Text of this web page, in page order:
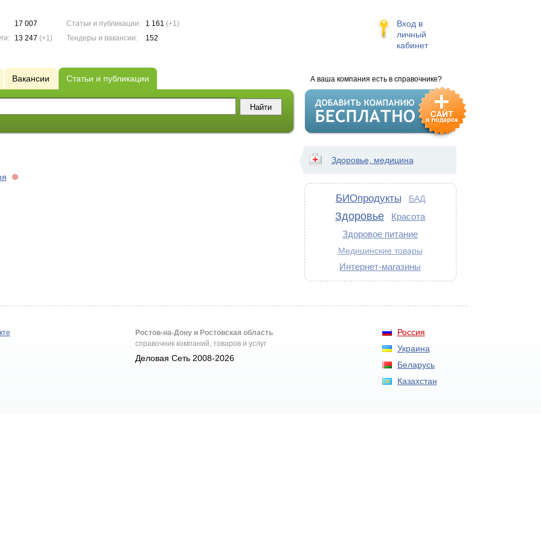
17 007
13 247 (+1)
Статьи и публикации: 1 161 (+1)
Тендеры и вакансии:
152
Вход в
личный
кабинет
А ваша компания есть в справочнике?
Вакансии Статьи и публикации
Здоровье, медицина
БИОпродукты БАД
Здоровье
Красота
Здоровое питание
Медицинские товары
Интернет-магазины
Россия
Украина
Беларусь
Казахстан
Ростов-на-Дону и Ростовская область
справочник компаний, товаров и услуг
Деловая Сеть 2008-2026